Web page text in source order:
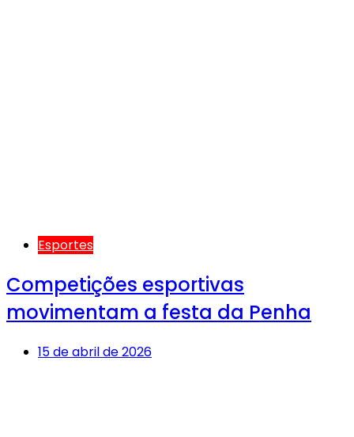
Esportes
Competições esportivas
movimentam a festa da Penha
15 de abril de 2026